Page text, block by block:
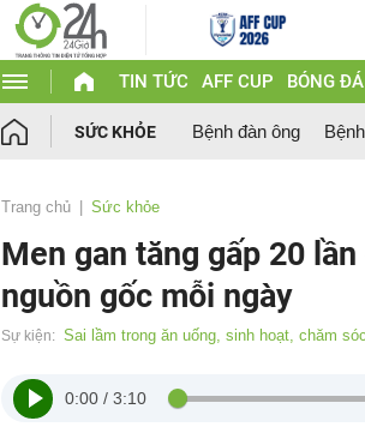
TIN TỨC AFF CUP BÓNG ĐÁ
SỨC KHỎE Bệnh đàn ông
Trang chủ Sức khỏe
Men gan tăng gấp 20
nguồn gốc mỗi ngày
Sự kiện: Sai lầm trong ăn uống, sinh hoạt, chăm
0:00 / 3:10